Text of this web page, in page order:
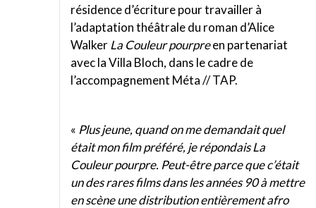
résidence d’écriture pour travailler à
l’adaptation théâtrale du roman d’Alice
WalkerLa Couleur pourpreen partenariat
avec la Villa Bloch, dans le cadre de
l’accompagnement Méta // TAP.
« Plus jeune, quand on me demandait quel
était mon film préféré, je répondais La
Couleur pourpre. Peut-être parce que c’était
un des rares films dans les années 90 à mettre
en scène une distribution entièrement afro